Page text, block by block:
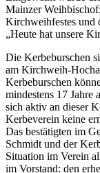
Mainzer
Kirchweihfestes und
„Heute hat unsere
Die Kerbeburschen
am Kirchweih-
Kerbeburschen
mindestens 17 Jahre
sich aktiv an dieser
Kerbeverein keine
Das bestätigten im
Schmidt und der
Situation im Verein
im Vorstand: den